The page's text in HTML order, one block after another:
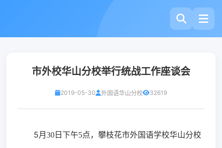
市外校华山分校举行统战工作座谈会
2019-05-30 外国语华山分校 32619
5月 30 日下午5点，攀枝花市外国语学校华山分校